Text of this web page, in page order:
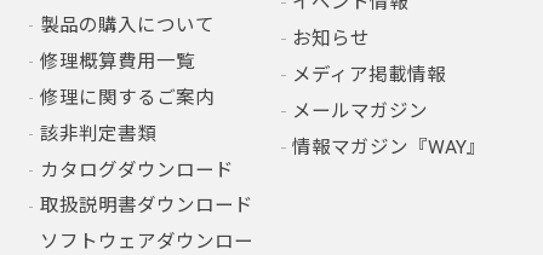
製品の購入について
修理概算費用一覧
修理に関するご案内
該非判定書類
カタログダウンロード
取扱説明書ダウンロード
ソフトウェアダウンロー
お知らせ
メディア掲載情報
メールマガジン
情報マガジン『WAY』